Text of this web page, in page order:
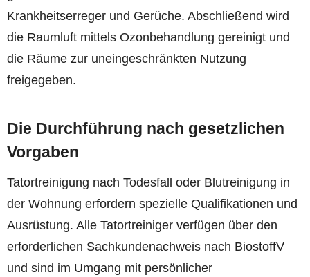
Krankheitserreger und Gerüche. Abschließend wird
die Raumluft mittels Ozonbehandlung gereinigt und
die Räume zur uneingeschränkten Nutzung
freigegeben.
Die Durchführung nach gesetzlichen
Vorgaben
Tatortreinigung nach Todesfall oder Blutreinigung in
der Wohnung erfordern spezielle Qualifikationen und
Ausrüstung. Alle Tatortreiniger verfügen über den
erforderlichen Sachkundenachweis nach BiostoffV
und sind im Umgang mit persönlicher